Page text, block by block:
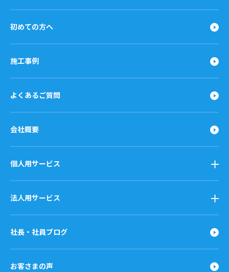
初めての方へ
施工事例
よくあるご質問
会社概要
個人用サービス
法人用サービス
社長・社員ブログ
お客さまの声